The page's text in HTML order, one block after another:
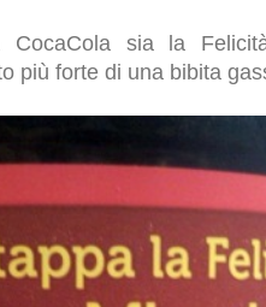
sia la
più forte di una bibita